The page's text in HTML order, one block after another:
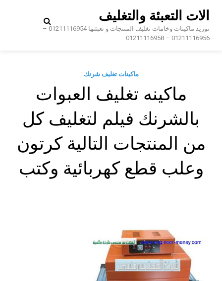
content
الات التعبئة والتغليف
توريد ماكينات وخامات تغليف المنتجات و تعبئتها 01211116954 –
01211116956 – 01211116958
ماكينات تغليف شرنك
ماكينه تغليف العبوات
بالشرنك فيلم لتغليف كل
من المنتجات التالية كرتون
وعلب قطع كهربائية وكتب